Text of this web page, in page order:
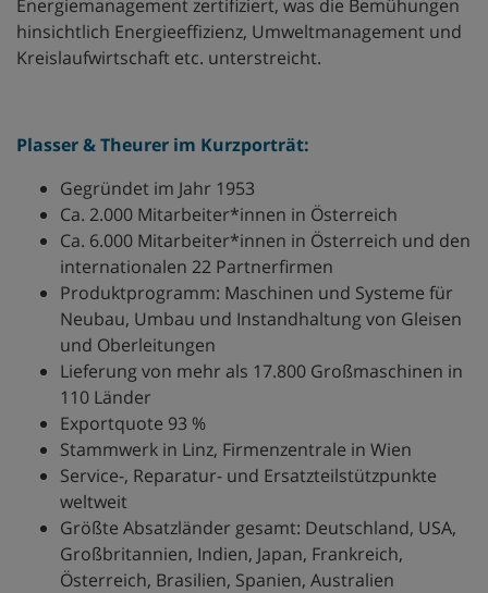
Energiemanagement zertifiziert, was die Bemühungen
hinsichtlich Energieeffizienz, Umweltmanagement und
Kreislaufwirtschaft etc. unterstreicht.
Plasser & Theurer im Kurzporträt:
Gegründet im Jahr 1953
Ca. 2.000 Mitarbeiter*innen in Österreich
Ca. 6.000 Mitarbeiter*innen in Österreich und den
internationalen 22 Partnerfirmen
Produktprogramm: Maschinen und Systeme für
Neubau, Umbau und Instandhaltung von Gleisen
und Oberleitungen
Lieferung von mehr als 17.800 Großmaschinen in
110 Länder
Exportquote 93 %
Stammwerk in Linz, Firmenzentrale in Wien
Service-, Reparatur- und Ersatzteilstützpunkte
weltweit
Größte Absatzländer gesamt: Deutschland, USA,
Großbritannien, Indien, Japan, Frankreich,
Österreich, Brasilien, Spanien, Australien